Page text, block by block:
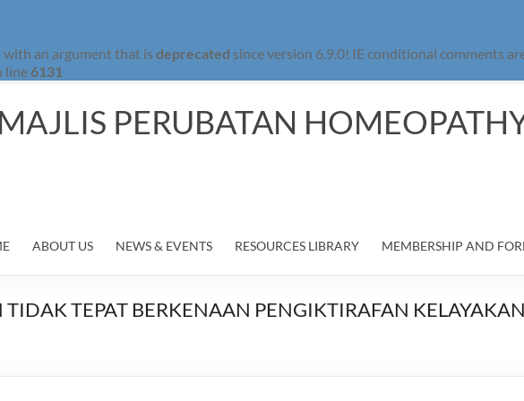
with an argument that is deprecated since version 6.9.0! IE conditional comments
line6131
MAJLIS PERUBATAN
ABOUT US NEWS & EVENTS RESOURCES LIBRARY MEMBERSHIP AND
TEPAT BERKENAAN PENGIKTIRAFAN